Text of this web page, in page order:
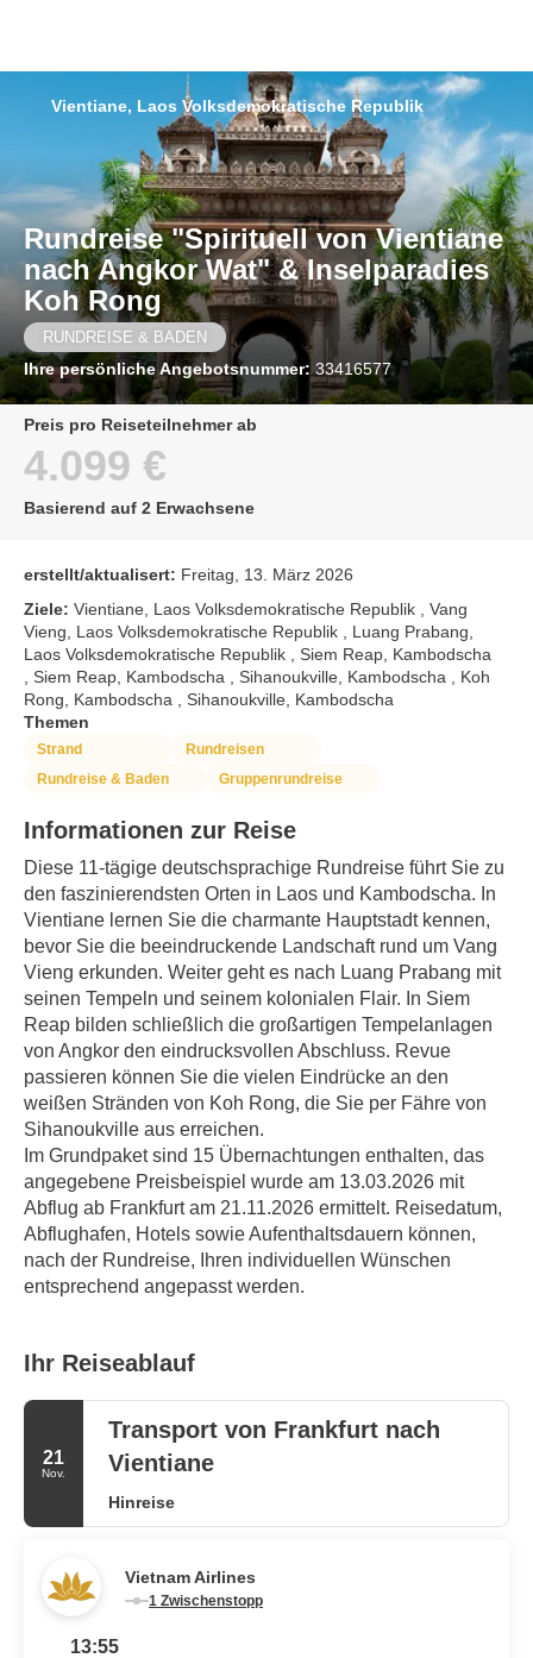
Rundreise "Spirituell von Vientiane
nach Angkor Wat" & Inselparadies
Koh Rong
RUNDREISE & BADEN
Ihre persönliche Angebotsnummer: 33416577
Vientiane, Laos Volksdemokratische Republik
Preis pro Reiseteilnehmer ab
4.099 €
Basierend auf 2 Erwachsene
erstellt/aktualisert: Freitag, 13. März 2026
Ziele: Vientiane, Laos Volksdemokratische Republik , Vang
Vieng, Laos Volksdemokratische Republik , Luang Prabang,
Laos Volksdemokratische Republik , Siem Reap, Kambodscha
, Siem Reap, Kambodscha , Sihanoukville, Kambodscha , Koh
Rong, Kambodscha , Sihanoukville, Kambodscha
Themen
Strand
Rundreisen
Rundreise & Baden
Gruppenrundreise
Informationen zur Reise
Diese 11-tägige deutschsprachige Rundreise führt Sie zu
den faszinierendsten Orten in Laos und Kambodscha. In
Vientiane lernen Sie die charmante Hauptstadt kennen,
bevor Sie die beeindruckende Landschaft rund um Vang
Vieng erkunden. Weiter geht es nach Luang Prabang mit
seinen Tempeln und seinem kolonialen Flair. In Siem
Reap bilden schließlich die großartigen Tempelanlagen
von Angkor den eindrucksvollen Abschluss. Revue
passieren können Sie die vielen Eindrücke an den
weißen Stränden von Koh Rong, die Sie per Fähre von
Sihanoukville aus erreichen.
Im Grundpaket sind 15 Übernachtungen enthalten, das
angegebene Preisbeispiel wurde am 13.03.2026 mit
Abflug ab Frankfurt am 21.11.2026 ermittelt. Reisedatum,
Abflughafen, Hotels sowie Aufenthaltsdauern können,
nach der Rundreise, Ihren individuellen Wünschen
entsprechend angepasst werden.
Ihr Reiseablauf
21
Nov.
Transport von Frankfurt nach
Vientiane
Hinreise
Vietnam Airlines
1 Zwischenstopp
13:55